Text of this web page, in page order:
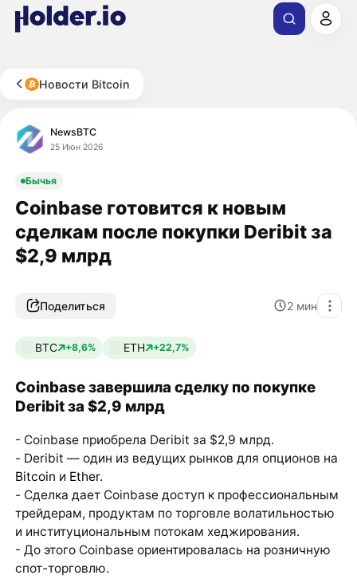
Новости Bitcoin
NewsBTC
25 Июн 2026
Бычья
Coinbase готовится к новым
сделкам после покупки Deribit за
$2,9 млрд
Поделиться 2 мин
BTC +8,6% ETH +22,7%
Coinbase завершила сделку по покупке
Deribit за $2,9 млрд
- Coinbase приобрела Deribit за $2,9 млрд.
- Deribit — один из ведущих рынков для опционов на
Bitcoin и Ether.
- Сделка дает Coinbase доступ к профессиональным
трейдерам, продуктам по торговле волатильностью
и институциональным потокам хеджирования.
- До этого Coinbase ориентировалась на розничную
спот-торговлю.